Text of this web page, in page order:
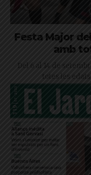
Festa Major
amb
Del 6 al 14 de
totes les